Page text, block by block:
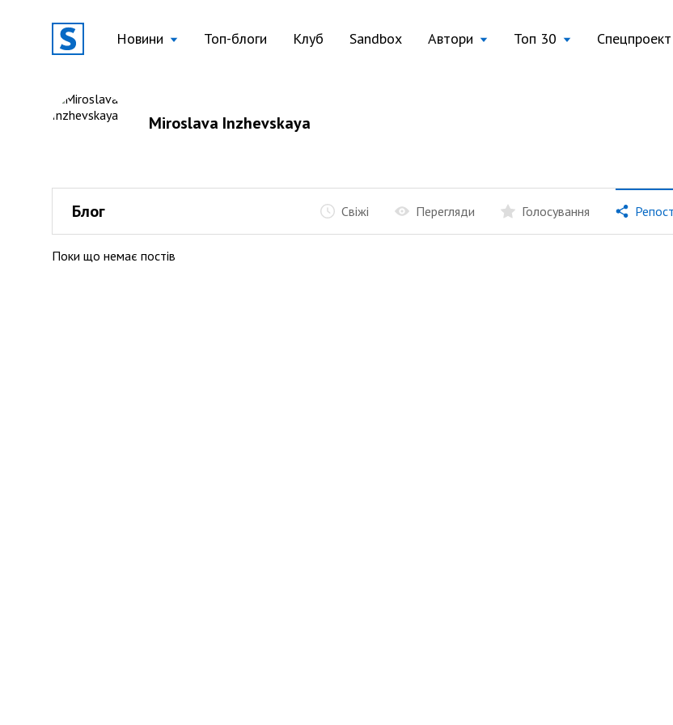
Новини Топ-блоги Клуб Sandbox Автори Топ 30 Спецпроект
Miroslava Inzhevskaya
Блог Свіжі Перегляди Голосування
Поки що немає постів